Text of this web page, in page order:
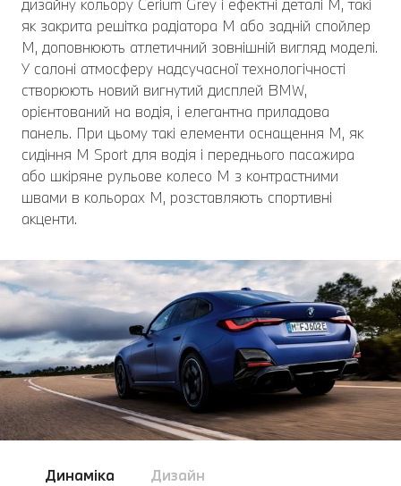
дизайну кольору Cerium Grey і ефектні деталі M, такі
як закрита решітка радіатора M або задній спойлер
M, доповнюють атлетичний зовнішній вигляд моделі.
У салоні атмосферу надсучасної технологічності
створюють новий вигнутий дисплей BMW,
орієнтований на водія, і елегантна приладова
панель. При цьому такі елементи оснащення M, як
сидіння M Sport для водія і переднього пасажира
або шкіряне рульове колесо M з контрастними
швами в кольорах M, розставляють спортивні
акценти.
Динаміка Дизайн